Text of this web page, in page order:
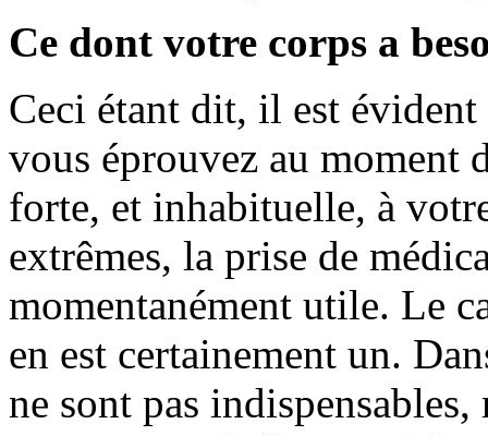
Ce dont votre corps a
Ceci étant dit, il est
vous éprouvez au moment
forte, et inhabituelle, à
extrêmes, la prise de
momentanément utile. Le
en est certainement un.
ne sont pas